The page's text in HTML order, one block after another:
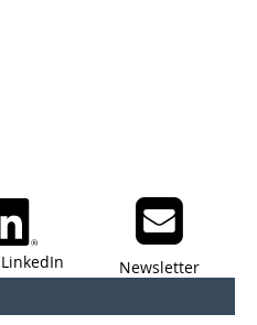
Newsletter